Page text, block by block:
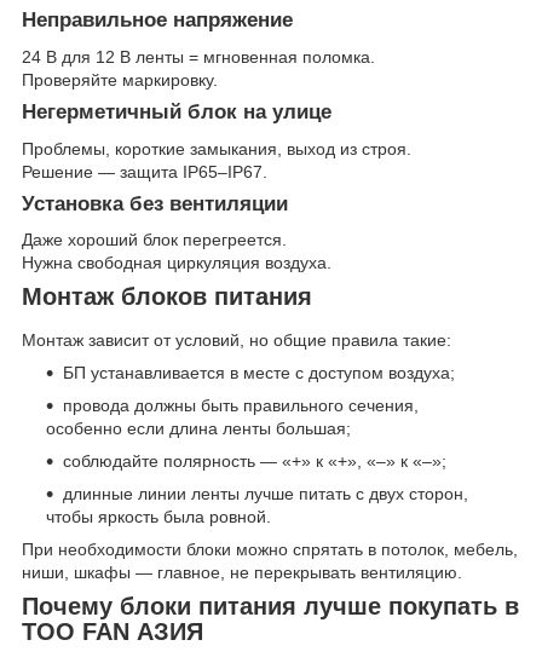
Неправильное напряжение
24 В для 12 В ленты = мгновенная поломка.
Проверяйте маркировку.
Негерметичный блок на улице
Проблемы, короткие замыкания, выход из строя.
Решение — защита IP65–IP67.
Установка без вентиляции
Даже хороший блок перегреется.
Нужна свободная циркуляция воздуха.
Монтаж блоков питания
Монтаж зависит от условий, но общие правила такие:
БП устанавливается в месте с доступом воздуха;
провода должны быть правильного сечения,
особенно если длина ленты большая;
соблюдайте полярность — «+» к «+», «–» к «–»;
длинные линии ленты лучше питать с двух сторон,
чтобы яркость была ровной.
При необходимости блоки можно спрятать в потолок, мебель,
ниши, шкафы — главное, не перекрывать вентиляцию.
Почему блоки питания лучше покупать в
ТОО FAN АЗИЯ